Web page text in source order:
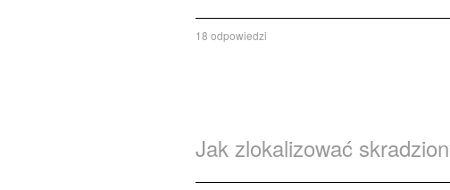
18 odpowiedzi
Jak zlokalizować